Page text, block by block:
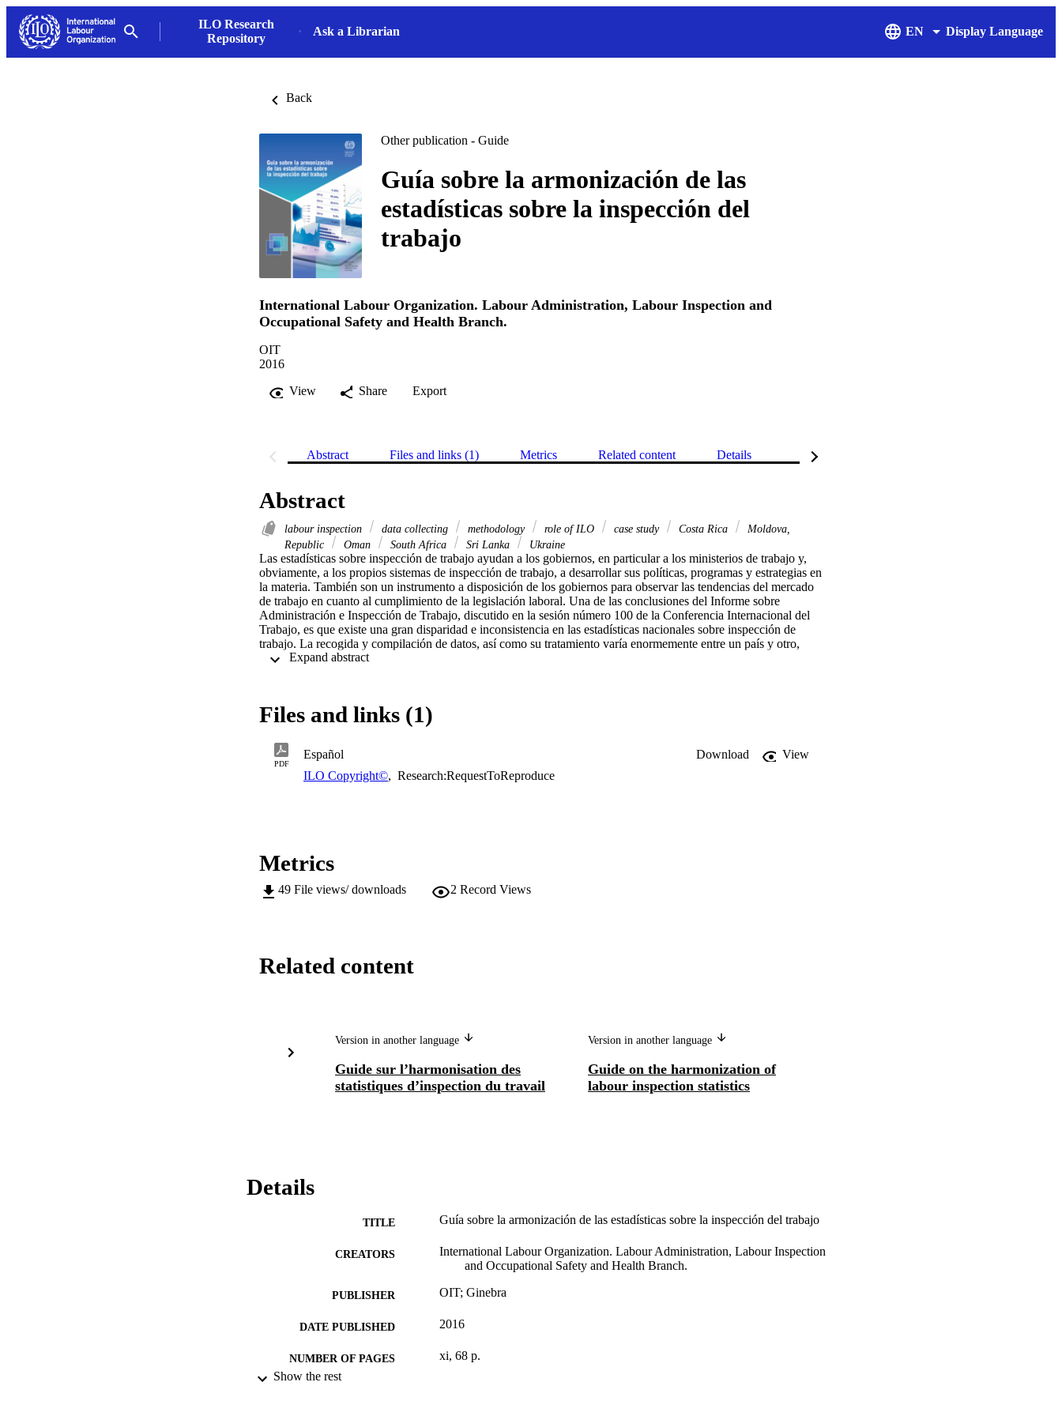
ILO Research
Repository
Ask a Librarian EN Display Language
Back
Other publication - Guide
Guía sobre la armonización de las
estadísticas sobre la inspección del
trabajo
International Labour Organization. Labour Administration, Labour Inspection and
Occupational Safety and Health Branch.
OIT
2016
View
Share Export
Abstract Files and links (1) Metrics Related content Details
Abstract
labour inspection data collecting methodology role of ILO case study Costa Rica
Moldova,
Republic
Oman South Africa Sri Lanka Ukraine
Las estadísticas sobre inspección de trabajo ayudan a los gobiernos, en particular a los ministerios de trabajo y,
obviamente, a los propios sistemas de inspección de trabajo, a desarrollar sus políticas, programas y estrategias en
la materia. También son un instrumento a disposición de los gobiernos para observar las tendencias del mercado
de trabajo en cuanto al cumplimiento de la legislación laboral. Una de las conclusiones del Informe sobre
Administración e Inspección de Trabajo, discutido en la sesión número 100 de la Conferencia Internacional del
Trabajo, es que existe una gran disparidad e inconsistencia en las estadísticas nacionales sobre inspección de
trabajo. La recogida y compilación de datos, así como su tratamiento varía enormemente entre un país y otro,
debido, entre otras razones, a los diferentes recursos económicos disponibles, pero también a diferencias en la
avanzar en el objetivo de armonizar las estadísticas laborales con el fin último de mejorar la consistencia de las
estadísticas remitidas por los Estados miembros en cumplimiento de los Convenios 81 y 129 sobre Inspección de
Trabajo.
Expand abstract
Files and links (1)
PDF
Español Download
View
ILO Copyright©, Research:RequestToReproduce
Metrics
49 File views/ downloads 2 Record Views
Related content
Version in another language
Guide sur l’harmonisation des
statistiques d’inspection du travail
Version in another language
Guide on the harmonization of
labour inspection statistics
Details
TITLE Guía sobre la armonización de las estadísticas sobre la inspección del trabajo
CREATORS
International Labour Organization. Labour Administration, Labour Inspection
and Occupational Safety and Health Branch.
PUBLISHER OIT; Ginebra
DATE PUBLISHED 2016
NUMBER OF PAGES xi, 68 p.
Show the rest